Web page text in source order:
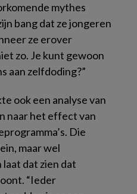
mythes
bang dat ze jongeren
ze erover
zo. Je kunt gewoon
aan zelfdoding?”
ook een analyse van
naar het effect van
Die
maar wel
dat zien dat
“Ieder